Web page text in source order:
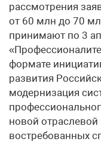
рассмотрения
от 60 млн до 70
принимают по 3
формате
развития
модернизация
новой
востребованных